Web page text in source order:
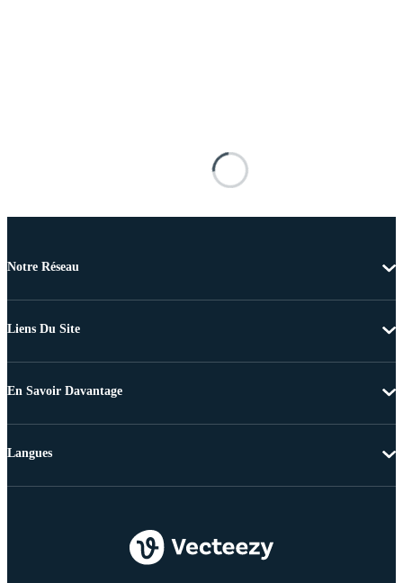
Notre Réseau
Liens Du Site
En Savoir Davantage
Langues